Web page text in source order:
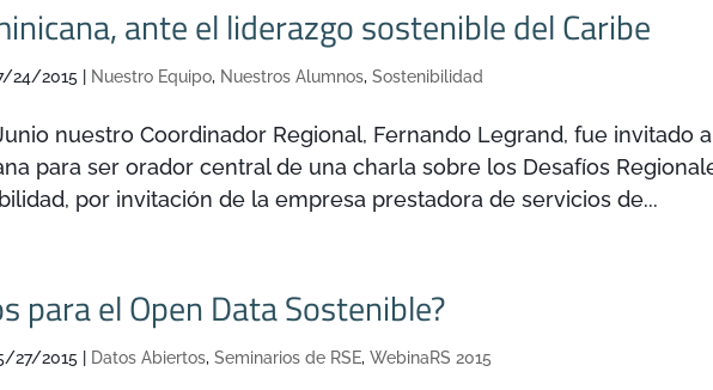
ante el liderazgo sostenible del Caribe
24/2015 Nuestro Equipo, Nuestros Alumnos,Sostenibilidad
nuestro Coordinador Regional, Fernando Legrand, fue invitado
para ser orador central de una charla sobre los Desafíos
por invitación de la empresa prestadora de servicios de...
para el Open Data Sostenible?
27/2015 Datos Abiertos,Seminarios de RSE,WebinaRS 2015